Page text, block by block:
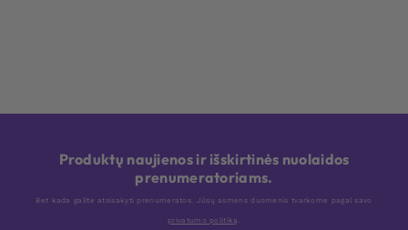
Produktų naujienos ir išskirtinės nuolaidos
prenumeratoriams.
Bet kada galite atsisakyti prenumeratos. Jūsų asmens duomenis tvarkome pagal savo
privatumo politiką .